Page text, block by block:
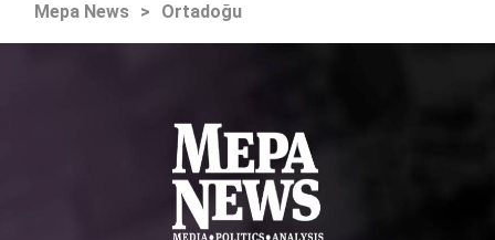
Mepa News > Ortadoğu